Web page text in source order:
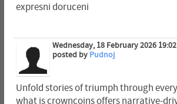
expresni doruceni
Wednesday, 18 February 2026 19:02
posted by Pudnoj
Unfold stories of triumph through
what is crowncoins offers narrative-